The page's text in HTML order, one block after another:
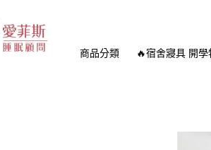
商品分類 🔥宿舍寢具 開學